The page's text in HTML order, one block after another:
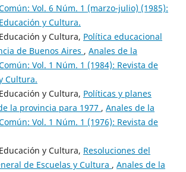
Vol. 6 Núm. 1 (marzo-julio) (1985):
y Cultura.
y Cultura, Política educacional
de Buenos Aires , Anales de la
Vol. 1 Núm. 1 (1984): Revista de
Cultura.
y Cultura, Políticas y planes
la provincia para 1977 , Anales de la
Vol. 1 Núm. 1 (1976): Revista de
y Cultura, Resoluciones del
de Escuelas y Cultura , Anales de la